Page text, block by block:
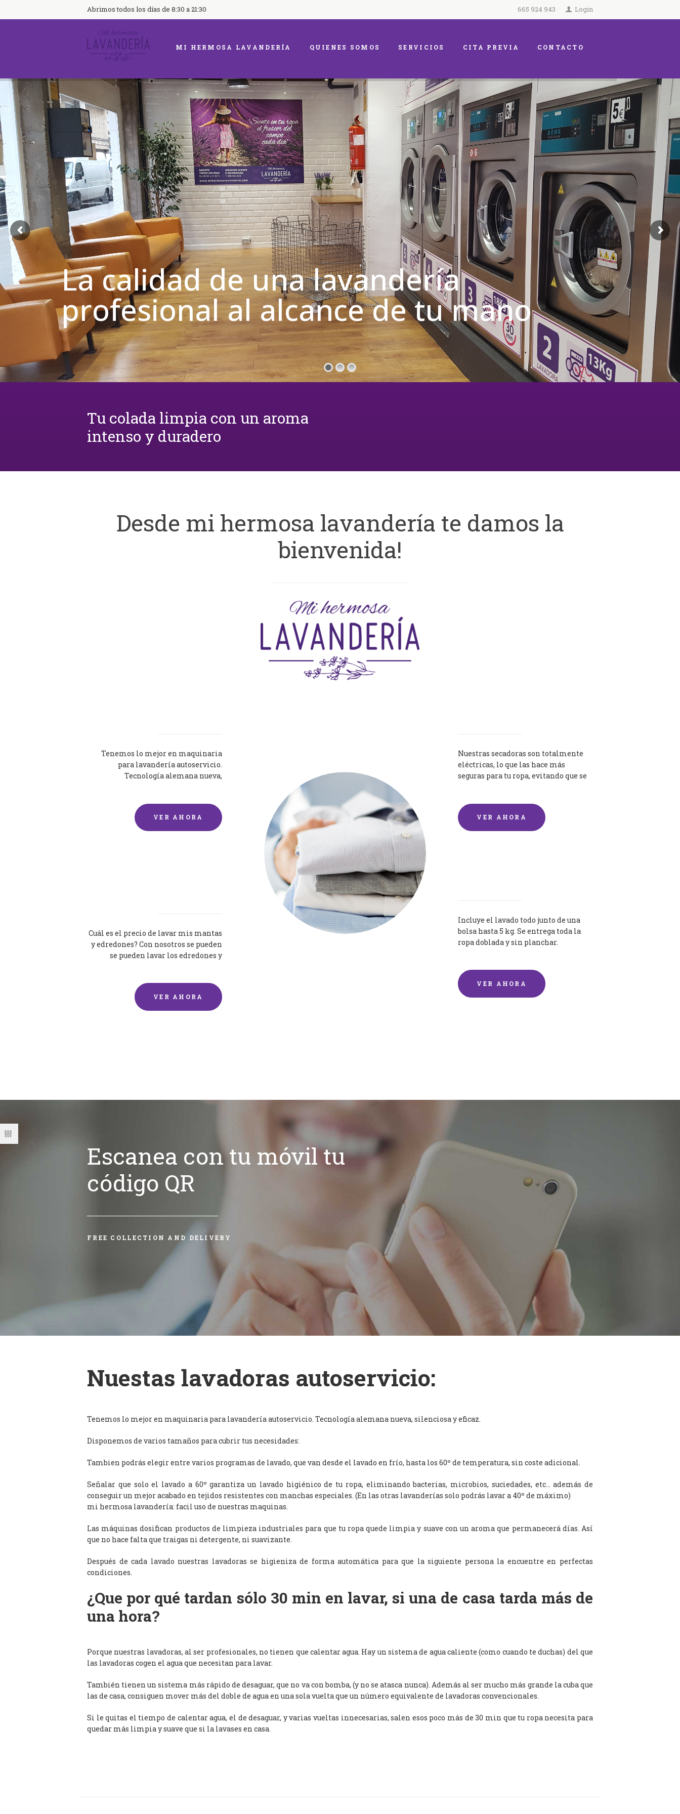
Abrimos todos los días de 8:30 a 21:30 665 924 943 Login
MI HERMOSA LAVANDERÍA QUIENES SOMOS SERVICIOS CITA PREVIA CONTACTO
La calidad de una lavandería
profesional al alcance de tu mano
Tu colada limpia con un aroma
intenso y duradero
Desde mi hermosa lavandería te damos la
bienvenida!
Tenemos lo mejor en maquinaria
para lavandería autoservicio.
Tecnología alemana nueva,
VER AHORA
Nuestras secadoras son totalmente
eléctricas, lo que las hace más
seguras para tu ropa, evitando que se
VER AHORA
Cuál es el precio de lavar mis mantas
y edredones? Con nosotros se pueden
se pueden lavar los edredones y
VER AHORA
Incluye el lavado todo junto de una
bolsa hasta 5 kg. Se entrega toda la
ropa doblada y sin planchar.
VER AHORA
Escanea con tu móvil tu
código QR
FREE COLLECTION AND DELIVERY
Nuestas lavadoras autoservicio:
Tenemos lo mejor en maquinaria para lavandería autoservicio. Tecnología alemana nueva, silenciosa y eficaz.
Disponemos de varios tamaños para cubrir tus necesidades:
Tambien podrás elegir entre varios programas de lavado, que van desde el lavado en frío, hasta los 60º de temperatura, sin coste adicional.
Señalar que solo el lavado a 60º garantiza un lavado higiénico de tu ropa, eliminando bacterias, microbios, suciedades, etc… además de
conseguir un mejor acabado en tejidos resistentes con manchas especiales. (En las otras lavanderías solo podrás lavar a 40º de máximo)
mi hermosa lavandería: facil uso de nuestras maquinas.
Las máquinas dosifican productos de limpieza industriales para que tu ropa quede limpia y suave con un aroma que permanecerá días. Así
que no hace falta que traigas ni detergente, ni suavizante.
Después de cada lavado nuestras lavadoras se higieniza de forma automática para que la siguiente persona la encuentre en perfectas
condiciones.
¿Que por qué tardan sólo 30 min en lavar, si una de casa tarda más de
una hora?
Porque nuestras lavadoras, al ser profesionales, no tienen que calentar agua. Hay un sistema de agua caliente (como cuando te duchas) del que
las lavadoras cogen el agua que necesitan para lavar.
También tienen un sistema más rápido de desaguar, que no va con bomba, (y no se atasca nunca). Además al ser mucho más grande la cuba que
las de casa, consiguen mover más del doble de agua en una sola vuelta que un número equivalente de lavadoras convencionales.
Si le quitas el tiempo de calentar agua, el de desaguar, y varias vueltas innecesarias, salen esos poco más de 30 min que tu ropa necesita para
quedar más limpia y suave que si la lavases en casa.